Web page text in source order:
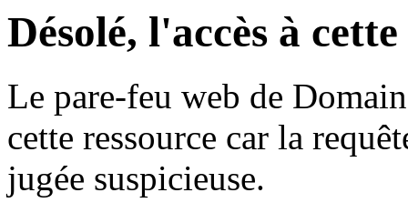
Désolé, l'accès à
Le pare-feu web de
cette ressource car la
jugée suspicieuse.